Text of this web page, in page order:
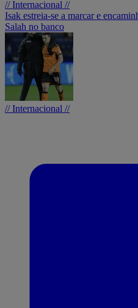
// Internacional //
Isak estreia-se a marcar e
Salah no banco
// Internacional //